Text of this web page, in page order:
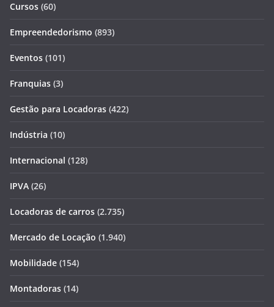
Cursos (60)
Empreendedorismo (893)
Eventos (101)
Franquias (3)
Gestão para Locadoras (422)
Indústria (10)
Internacional (128)
IPVA (26)
Locadoras de carros (2.735)
Mercado de Locação (1.940)
Mobilidade (154)
Montadoras (14)